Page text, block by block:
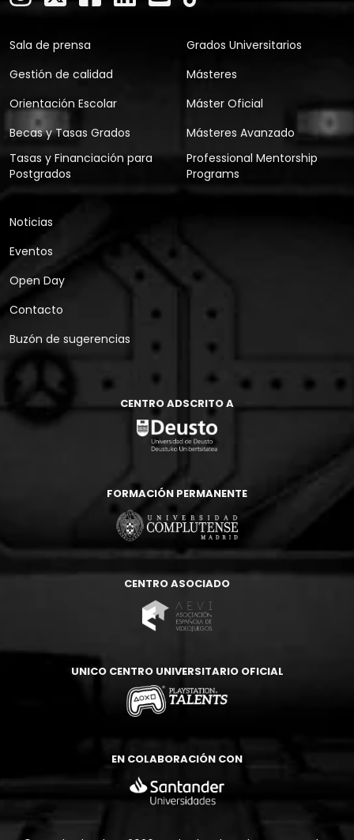
Sala de prensa
Gestión de calidad
Orientación Escolar
Becas y Tasas Grados
Tasas y Financiación para
Postgrados
Grados Universitarios
Másteres
Máster Oficial
Másteres Avanzado
Professional Mentorship
Programs
Noticias
Eventos
Open Day
Contacto
Buzón de sugerencias
CENTRO ADSCRITO A
FORMACIÓN PERMANENTE
CENTRO ASOCIADO
UNICO CENTRO UNIVERSITARIO OFICIAL
EN COLABORACIÓN CON